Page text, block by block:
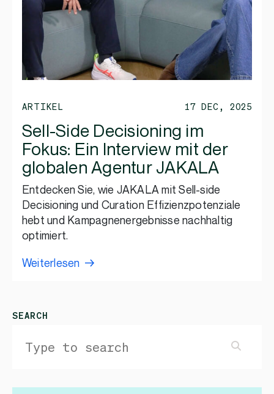
ARTIKEL 17 DEC, 2025
Sell-Side Decisioning im
Fokus: Ein Interview mit der
globalen Agentur JAKALA
Entdecken Sie, wie JAKALA mit Sell-side
Decisioning und Curation Effizienzpotenziale
hebt und Kampagnenergebnisse nachhaltig
optimiert.
Weiterlesen
SEARCH